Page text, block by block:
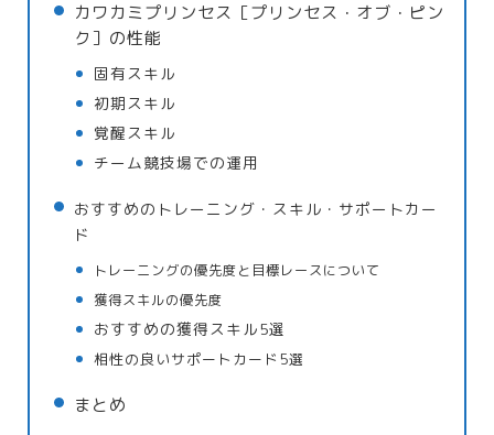
カワカミプリンセス［プリンセス・オブ・ピン
ク］の性能
固有スキル
初期スキル
覚醒スキル
チーム競技場での運用
おすすめのトレーニング・スキル・サポートカー
ド
トレーニングの優先度と目標レースについて
獲得スキルの優先度
おすすめの獲得スキル5選
相性の良いサポートカード5選
まとめ